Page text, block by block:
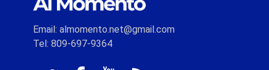
Email: almomento.net@gmail.com
Tel: 809-697-9364